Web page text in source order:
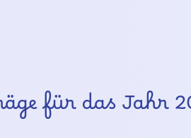
für das Jahr